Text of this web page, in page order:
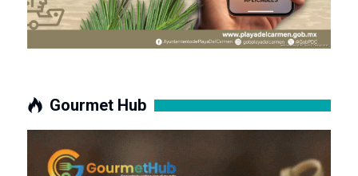
Gourmet Hub